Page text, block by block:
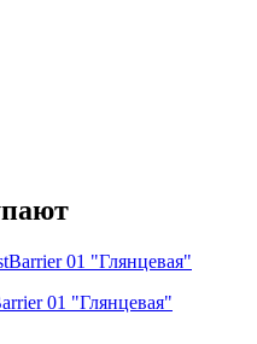
01 "Глянцевая"